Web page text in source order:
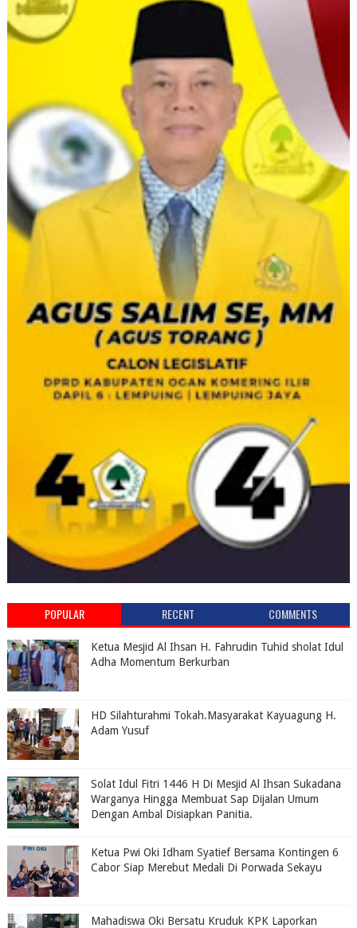
POPULAR RECENT COMMENTS
Ketua Mesjid Al Ihsan H. Fahrudin Tuhid sholat Idul
Adha Momentum Berkurban
HD Silahturahmi Tokah.Masyarakat Kayuagung H.
Adam Yusuf
Solat Idul Fitri 1446 H Di Mesjid Al Ihsan Sukadana
Warganya Hingga Membuat Sap Dijalan Umum
Dengan Ambal Disiapkan Panitia.
Ketua Pwi Oki Idham Syatief Bersama Kontingen 6
Cabor Siap Merebut Medali Di Porwada Sekayu
Mahadiswa Oki Bersatu Kruduk KPK Laporkan